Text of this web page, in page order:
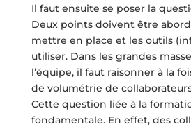
Il faut ensuite se poser la
Deux points doivent être
mettre en place et les outils
utiliser. Dans les grandes
l’équipe, il faut raisonner à la
de volumétrie de
Cette question liée à la
fondamentale. En effet, des